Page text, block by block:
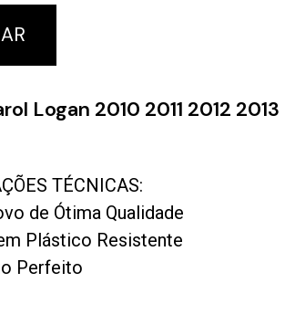
Logan 2010 2011 2012 2013
TÉCNICAS:
de Ótima Qualidade
Plástico Resistente
Perfeito